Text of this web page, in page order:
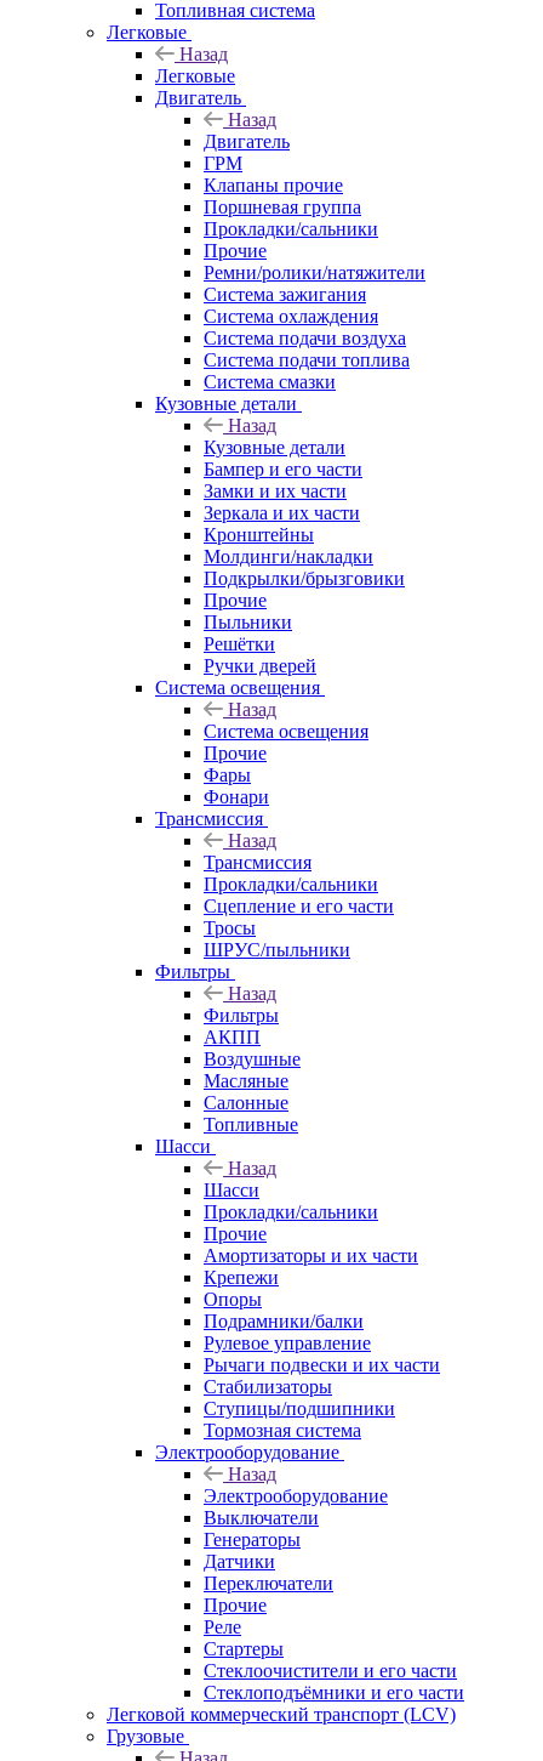
Топливная система
Легковые
Назад
Легковые
Двигатель
Назад
Двигатель
ГРМ
Клапаны прочие
Поршневая группа
Прокладки/сальники
Прочие
Ремни/ролики/натяжители
Система зажигания
Система охлаждения
Система подачи воздуха
Система подачи топлива
Система смазки
Кузовные детали
Назад
Кузовные детали
Бампер и его части
Замки и их части
Зеркала и их части
Кронштейны
Молдинги/накладки
Подкрылки/брызговики
Прочие
Пыльники
Решётки
Ручки дверей
Система освещения
Назад
Система освещения
Прочие
Фары
Фонари
Трансмиссия
Назад
Трансмиссия
Прокладки/сальники
Сцепление и его части
Тросы
ШРУС/пыльники
Фильтры
Назад
Фильтры
АКПП
Воздушные
Масляные
Салонные
Топливные
Шасси
Назад
Шасси
Прокладки/сальники
Прочие
Амортизаторы и их части
Крепежи
Опоры
Подрамники/балки
Рулевое управление
Рычаги подвески и их части
Стабилизаторы
Ступицы/подшипники
Тормозная система
Электрооборудование
Назад
Электрооборудование
Выключатели
Генераторы
Датчики
Переключатели
Прочие
Реле
Стартеры
Стеклоочистители и его части
Стеклоподъёмники и его части
Легковой коммерческий транспорт (LCV)
Грузовые